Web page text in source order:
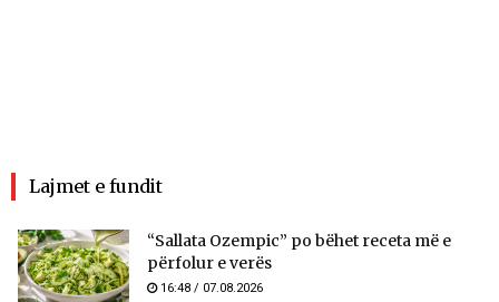
Lajmet e fundit
“Sallata Ozempic” po bëhet receta më e
përfolur e verës
16:48 / 07.08.2026